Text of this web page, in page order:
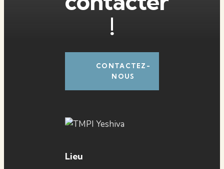
!
CONTACTEZ-
NOUS
Lieu